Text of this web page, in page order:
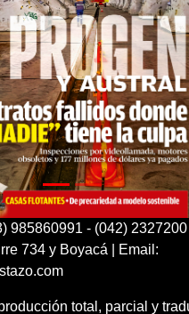
985860991 - (042) 2327200 |
734 y Boyacá | Email:
total, parcial y